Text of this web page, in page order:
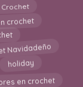
crochet
Navidadeño
holiday
en crochet